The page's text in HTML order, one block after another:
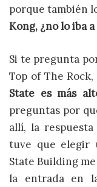
porque también
Kong, ¿no lo iba
Si te pregunta
Top of The
State es más
preguntas por
allí, la
tuve que elegir
State Building
la entrada en